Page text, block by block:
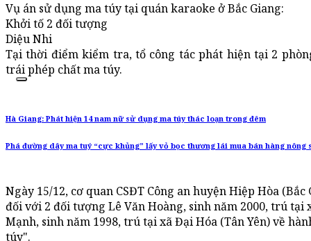
Vụ án sử dụng ma túy tại quán karaoke ở Bắc Giang:
Khởi tố 2 đối tượng
Diệu Nhi
Tại thời điểm kiểm tra, tổ công tác phát hiện tại 2
trái phép chất ma túy.
Hà Giang: Phát hiện 14 nam nữ sử dụng ma túy thác loạn trong đêm
Phá đường dây ma tuý “cực khủng” lấy vỏ bọc thương lái mua bán hàng nông
Ngày 15/12, cơ quan CSĐT Công an huyện Hiệp Hòa
đối với 2 đối tượng Lê Văn Hoàng, sinh năm 2000, trú tại
Mạnh, sinh năm 1998, trú tại xã Đại Hóa (Tân Yên) về
túy".